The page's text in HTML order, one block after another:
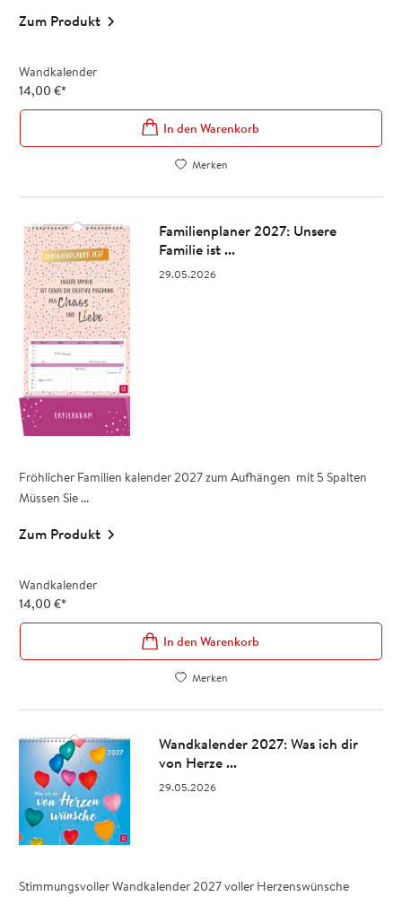
Zum Produkt
Wandkalender
14,00 €*
In den Warenkorb
Merken
Familienplaner 2027: Unsere
Familie ist ...
29.05.2026
Fröhlicher Familien kalender 2027 zum Aufhängen mit 5 Spalten
Müssen Sie ...
Zum Produkt
Wandkalender
14,00 €*
In den Warenkorb
Merken
Wandkalender 2027: Was ich dir
von Herze ...
29.05.2026
Stimmungsvoller Wandkalender 2027 voller Herzenswünsche